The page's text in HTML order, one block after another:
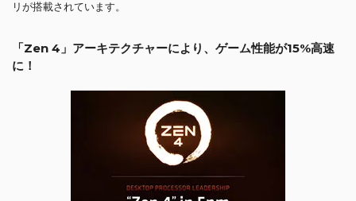
リが搭載されています。
「Zen 4」アーキテクチャーにより、ゲーム性能が15%高速
に！